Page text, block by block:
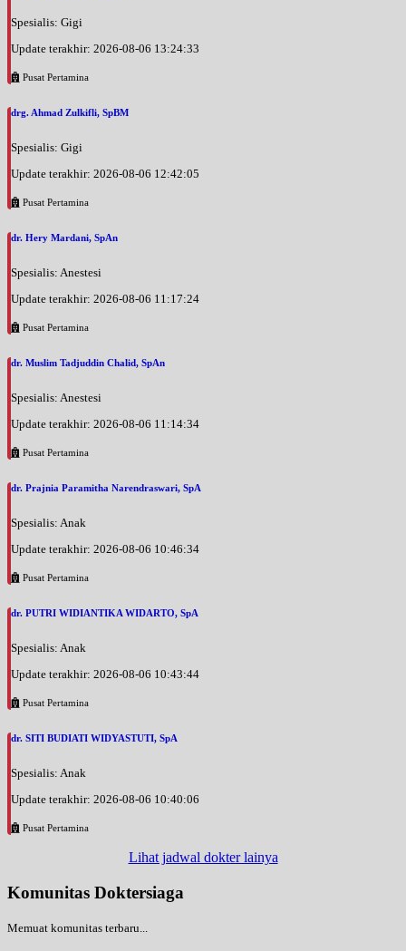
Spesialis: Gigi
Update terakhir: 2026-08-06 13:24:33
Pusat Pertamina
drg. Ahmad Zulkifli, SpBM
Spesialis: Gigi
Update terakhir: 2026-08-06 12:42:05
Pusat Pertamina
dr. Hery Mardani, SpAn
Spesialis: Anestesi
Update terakhir: 2026-08-06 11:17:24
Pusat Pertamina
dr. Muslim Tadjuddin Chalid, SpAn
Spesialis: Anestesi
Update terakhir: 2026-08-06 11:14:34
Pusat Pertamina
dr. Prajnia Paramitha Narendraswari, SpA
Spesialis: Anak
Update terakhir: 2026-08-06 10:46:34
Pusat Pertamina
dr. PUTRI WIDIANTIKA WIDARTO, SpA
Spesialis: Anak
Update terakhir: 2026-08-06 10:43:44
Pusat Pertamina
dr. SITI BUDIATI WIDYASTUTI, SpA
Spesialis: Anak
Update terakhir: 2026-08-06 10:40:06
Pusat Pertamina
Lihat jadwal dokter lainya
Komunitas Doktersiaga
Memuat komunitas terbaru...